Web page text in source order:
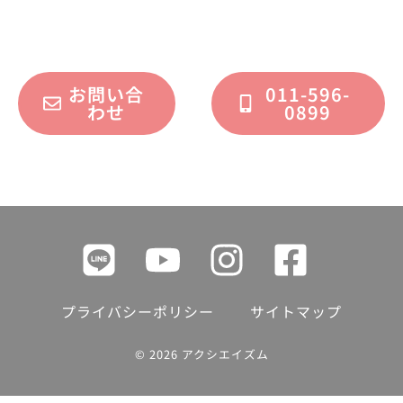
お問い合
わせ
011-596-
0899
プライバシーポリシー サイトマップ
© 2026 アクシエイズム